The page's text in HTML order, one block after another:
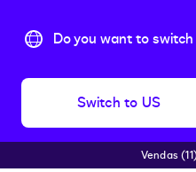
Do you want to
Switch to US
Pular para o conteúdoVendas